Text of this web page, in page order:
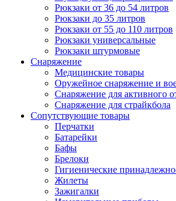
Рюкзаки от 36 до 54 литров
Рюкзаки до 35 литров
Рюкзаки от 55 до 110 литров
Рюкзаки универсальные
Рюкзаки штурмовые
Снаряжение
Медицинские товары
Оружейное снаряжение и
Снаряжение для активного
Снаряжение для страйкбола
Сопутствующие товары
Перчатки
Батарейки
Бафы
Брелоки
Гигиенические
Жилеты
Зажигалки